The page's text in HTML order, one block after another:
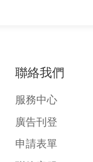
經由瀏覽器寫入
接受程度，包括接
部份個人化服務，
時建立，並在您
本政策原則下，在
聯絡我們
服務中心
廣告刊登
申請表單